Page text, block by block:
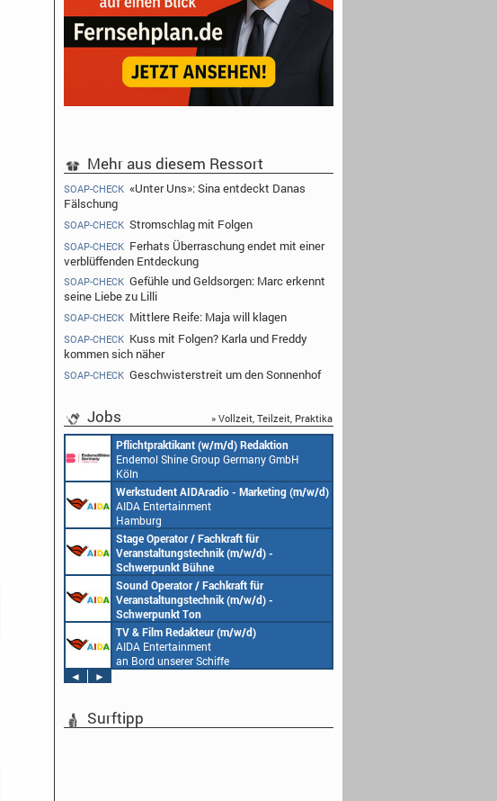
Mehr aus diesem Ressort
SOAP-CHECK «Unter Uns»: Sina entdeckt Danas
Fälschung
SOAP-CHECK Stromschlag mit Folgen
SOAP-CHECK Ferhats Überraschung endet mit einer
verblüffenden Entdeckung
SOAP-CHECK Gefühle und Geldsorgen: Marc erkennt
seine Liebe zu Lilli
SOAP-CHECK Mittlere Reife: Maja will klagen
SOAP-CHECK Kuss mit Folgen? Karla und Freddy
kommen sich näher
SOAP-CHECK Geschwisterstreit um den Sonnenhof
Jobs » Vollzeit, Teilzeit, Praktika
Pflichtpraktikant (w/m/d) Redaktion
Endemol Shine Group Germany GmbH
Köln
Werkstudent AIDAradio - Marketing (m/w/d)
AIDA Entertainment
Hamburg
Stage Operator / Fachkraft für
Veranstaltungstechnik (m/w/d) -
Schwerpunkt Bühne
AIDA Entertainment
an Bord unserer Schiffe
Sound Operator / Fachkraft für
Veranstaltungstechnik (m/w/d) -
Schwerpunkt Ton
AIDA Entertainment
an Bord unserer Schiffe
TV & Film Redakteur (m/w/d)
AIDA Entertainment
an Bord unserer Schiffe
◄
►
Surftipp